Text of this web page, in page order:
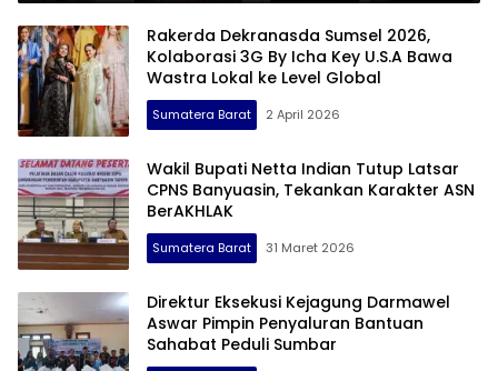
Rakerda Dekranasda Sumsel 2026,
Kolaborasi 3G By Icha Key U.S.A Bawa
Wastra Lokal ke Level Global
Sumatera Barat 2 April 2026
Wakil Bupati Netta Indian Tutup Latsar
CPNS Banyuasin, Tekankan Karakter ASN
BerAKHLAK
Sumatera Barat 31 Maret 2026
Direktur Eksekusi Kejagung Darmawel
Aswar Pimpin Penyaluran Bantuan
Sahabat Peduli Sumbar